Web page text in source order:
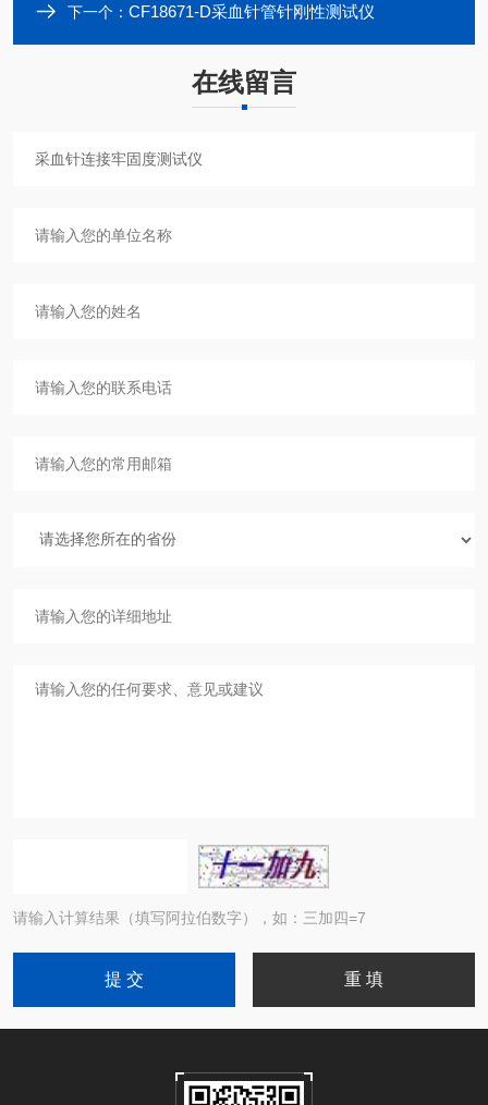
下一个： CF18671-D采血针管针刚性测试仪
在线留言
请输入计算结果（填写阿拉伯数字），如：三加四=7